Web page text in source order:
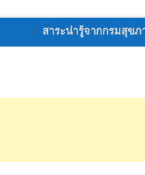
สาระน่ารู้จากกรมสุข